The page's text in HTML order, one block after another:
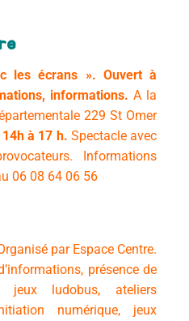
les écrans ». Ouvert à
informations.A la
229 St Omer
à 17 h. Spectacle avec
Informations
06 08 64 06 56
famille
par Espace Centre.
présence de
jeux ludobus, ateliers
numérique, jeux